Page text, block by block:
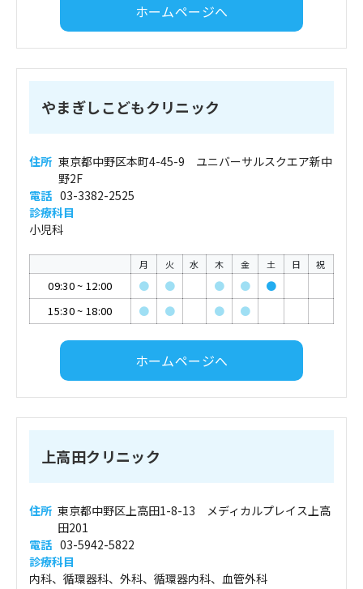
ホームページへ
やまぎしこどもクリニック
住所 東京都中野区本町4-45-9 ユニバーサルスクエア新中
野2F
電話 03-3382-2525
診療科目
小児科
月 火 水 木 金 土 日 祝
09:30~ 12:00 ● ● ● ●
●
15:30~ 18:00 ● ● ● ●
ホームページへ
上高田クリニック
住所 東京都中野区上高田1-8-13 メディカルプレイス上高
田201
電話 03-5942-5822
診療科目
内科、循環器科、外科、循環器内科、血管外科